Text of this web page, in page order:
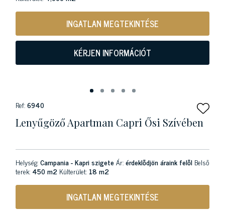
INGATLAN MEGTEKINTÉSE
KÉRJEN INFORMÁCIÓT
Ref:6940
Lenyűgöző Apartman Capri Ősi Szívében
Helység:Campania - Kapri szigeteÁr:érdeklődjön áraink felől Belső
terek: 450 m2 Külterület: 18 m2
INGATLAN MEGTEKINTÉSE